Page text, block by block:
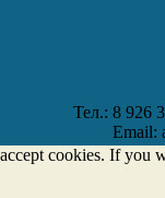
Тел.: 8 926
Email:
cookies. If you